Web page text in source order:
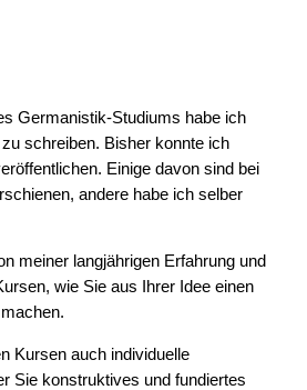
Germanistik-Studiums habe ich
schreiben. Bisher konnte ich
Einige davon sind bei
andere habe ich selber
meiner langjährigen Erfahrung und
wie Sie aus Ihrer Idee einen
Kursen auch individuelle
Sie konstruktives und fundiertes